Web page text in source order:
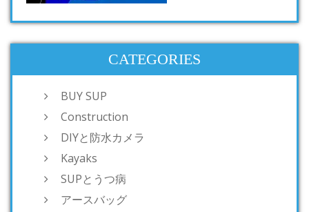
CATEGORIES
BUY SUP
Construction
DIYと防水カメラ
Kayaks
SUPとうつ病
アースバッグ